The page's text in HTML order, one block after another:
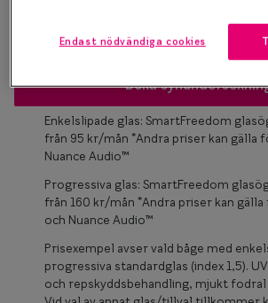
Boka
Enkelslipade glas: SmartFreedom
från 95 kr/mån *Andra priser kan gälla
Nuance Audio™
Progressiva glas: SmartFreedom
från 160 kr/mån *Andra priser kan gälla
och Nuance Audio™
Prisexempel avser vald båge med
progressiva standardglas (index 1,5).
och repskyddsbehandling, mjukt
Endast nödvändiga cookies